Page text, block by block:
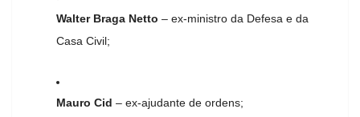
Walter Braga Netto – ex-ministro da Defesa e da
Casa Civil;
Mauro Cid – ex-ajudante de ordens;